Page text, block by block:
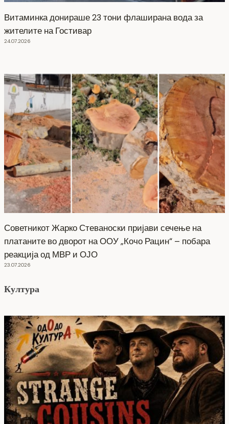
Витаминка донираше 23 тони флаширана вода за
жителите на Гостивар
24.07.2026
Советникот Жарко Стеваноски пријави сечење на
платаните во дворот на ООУ „Кочо Рацин“ – побара
реакција од МВР и ОЈО
23.07.2026
Култура